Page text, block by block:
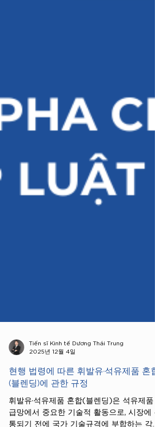
2025년 12월 4일
현행 법령에 따른 휘발유·석유제품 혼합
(블렌딩)에 관한 규정
휘발유·석유제품 혼합(블렌딩)은 석유제품